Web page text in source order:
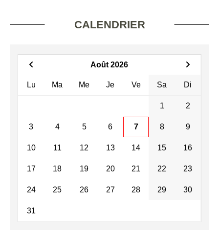
CALENDRIER
Août 2026
Lu Ma Me Je Ve Sa Di
1 2
3 4 5 6 7 8 9
10 11 12 13 14 15 16
17 18 19 20 21 22 23
24 25 26 27 28 29 30
31